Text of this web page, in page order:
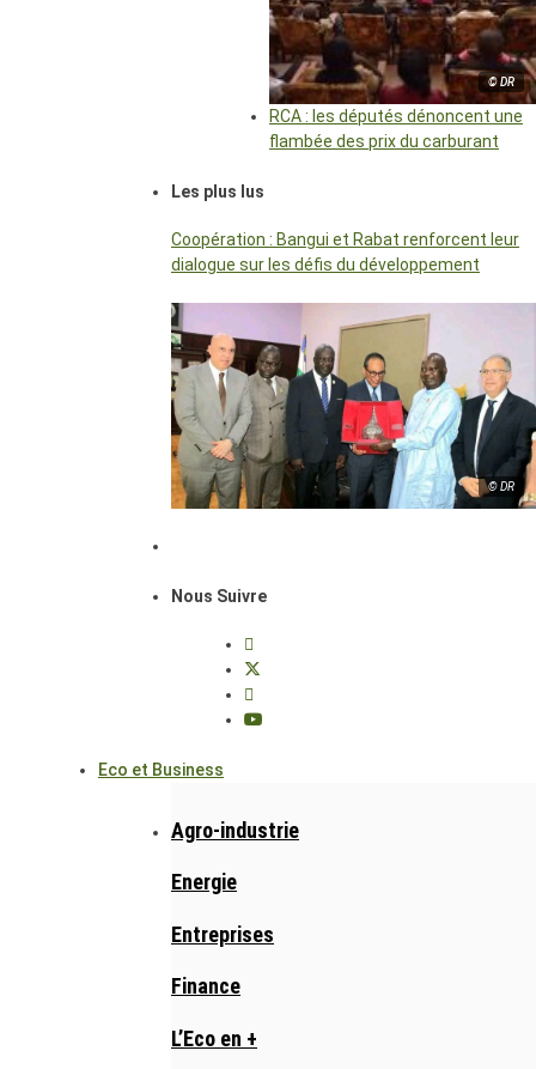
© DR
RCA : les députés dénoncent une
flambée des prix du carburant
Les plus lus
Coopération : Bangui et Rabat renforcent leur
dialogue sur les défis du développement
© DR
Nous Suivre
Eco et Business
Agro-industrie
Energie
Entreprises
Finance
L’Eco en +